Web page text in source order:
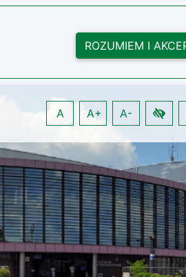
ROZUMIEM I
A A+ A-